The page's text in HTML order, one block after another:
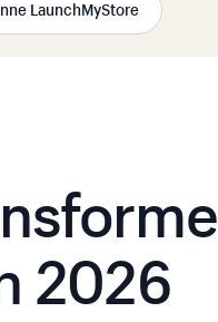
LaunchMyStore
2026